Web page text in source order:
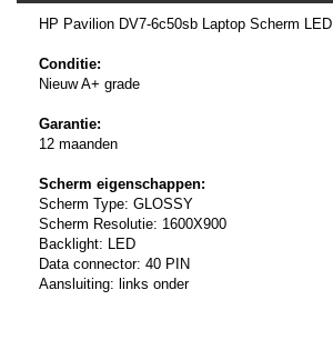
HP Pavilion DV7-6c50sb Laptop Scherm LED
Conditie:
Nieuw A+ grade
Garantie:
12 maanden
Scherm eigenschappen:
Scherm Type: GLOSSY
Scherm Resolutie: 1600X900
Backlight: LED
Data connector: 40 PIN
Aansluiting: links onder